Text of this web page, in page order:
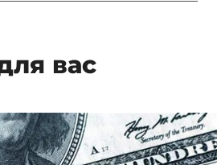
вас